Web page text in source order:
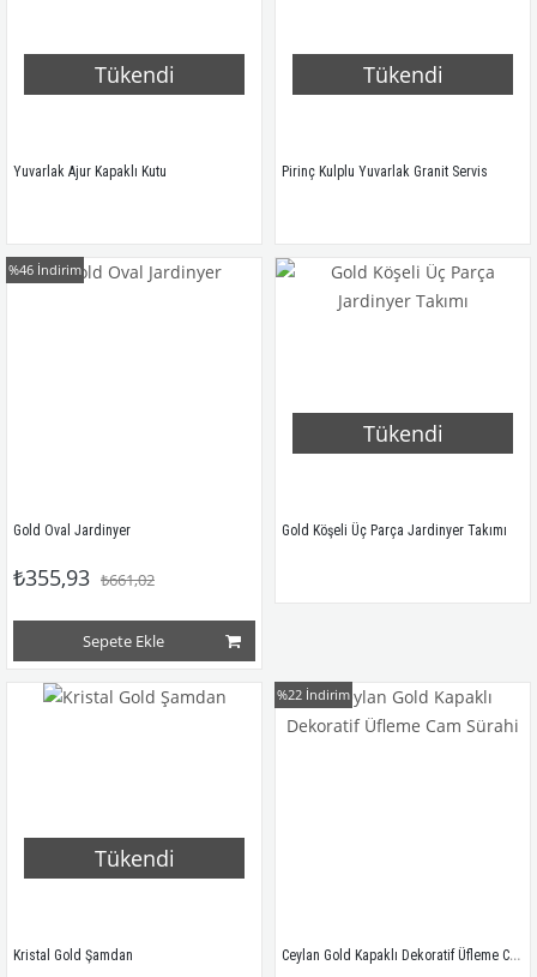
Tükendi
Yuvarlak Ajur Kapaklı Kutu
Tükendi
Pirinç Kulplu Yuvarlak Granit Servis
Gold Oval Jardinyer
₺355,93 ₺661,02
Sepete Ekle
%46 İndirim
Tükendi
Gold Köşeli Üç Parça Jardinyer Takımı
Tükendi
Kristal Gold Şamdan Ceylan Gold Kapaklı Dekoratif Üfleme Cam Sürahi
%22 İndirim